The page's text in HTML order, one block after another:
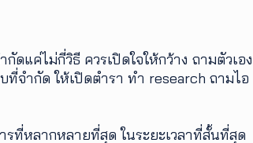
แค่ไม่กี่วิธี ควรเปิดใจให้กว้าง ถามตัวเอง
จำกัด ให้เปิดตำรา ทำ research ถามไอ
รที่หลากหลายที่สุด ในระยะเวลาที่สั้นที่สุด